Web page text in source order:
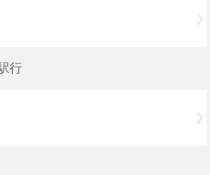
行